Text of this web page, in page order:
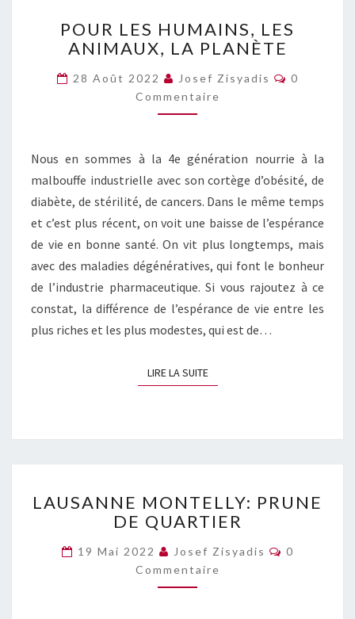
LES
HUMAINS,
ANIMAUX,
LA
PLANÈTE
POUR LES HUMAINS, LES
ANIMAUX, LA PLANÈTE
28 Août 2022 Josef Zisyadis
0
Commentaire
Nous en sommes à la 4e génération nourrie à la
malbouffe industrielle avec son cortège d’obésité, de
diabète, de stérilité, de cancers. Dans le même temps
et c’est plus récent, on voit une baisse de l’espérance
de vie en bonne santé. On vit plus longtemps, mais
avec des maladies dégénératives, qui font le bonheur
de l’industrie pharmaceutique. Si vous rajoutez à ce
constat, la différence de l’espérance de vie entre les
plus riches et les plus modestes, qui est de…
LIRE LA SUITELIRE LA SUITE
MONTELLY:
PRUNE
QUARTIER
LAUSANNE MONTELLY: PRUNE
DE QUARTIER
19 Mai 2022 Josef Zisyadis
0
Commentaire